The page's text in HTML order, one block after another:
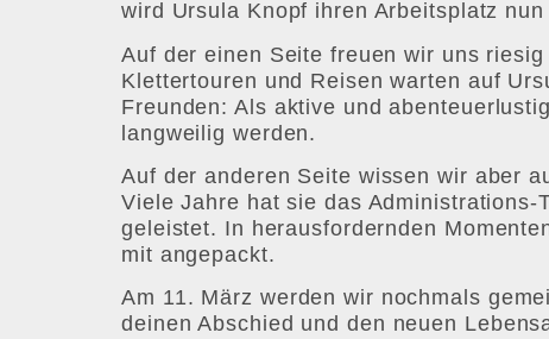
wird Ursula Knopf ihren Arbeitsplatz
Auf der einen Seite freuen wir uns
Klettertouren und Reisen warten auf
Freunden: Als aktive und
langweilig werden.
Auf der anderen Seite wissen wir aber
Viele Jahre hat sie das
geleistet. In herausfordernden
mit angepackt.
Am 11. März werden wir nochmals
deinen Abschied und den neuen